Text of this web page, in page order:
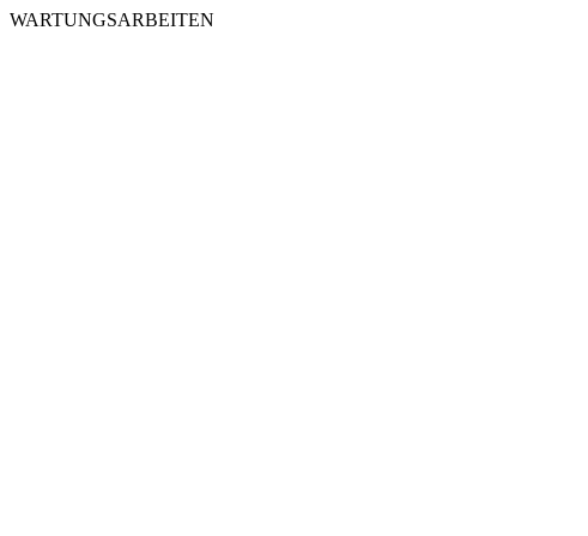
WARTUNGSARBEITEN